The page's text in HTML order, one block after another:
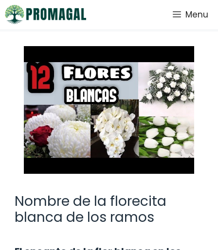
Saltar
al
Menu
Nombre de la florecita
blanca de los ramos